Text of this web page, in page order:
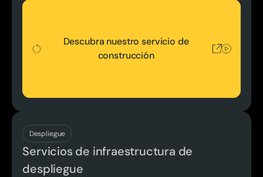
Descubra nuestro servicio de
construcción
Descubra nuestro servicio de construcción
Despliegue
Servicios de infraestructura de
despliegue
Descubra nuestro servicio de implementación